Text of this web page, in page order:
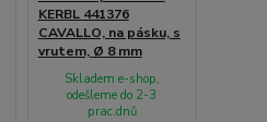
KERBL 441376
CAVALLO, na pásku, s
vrutem, Ø 8 mm
Skladem e-shop,
odešleme do 2-3
prac.dnů